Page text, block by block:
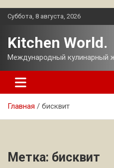
Перейти
Суббота, 8 августа, 2026
Kitchen World.
Международный кулинарный
Главная бисквит
Метка: бисквит